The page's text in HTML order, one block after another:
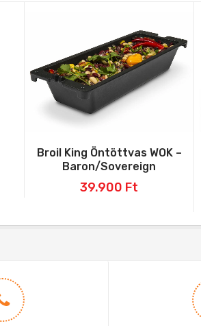
Broil King Öntöttvas WOK –
Baron/Sovereign
39.900 Ft